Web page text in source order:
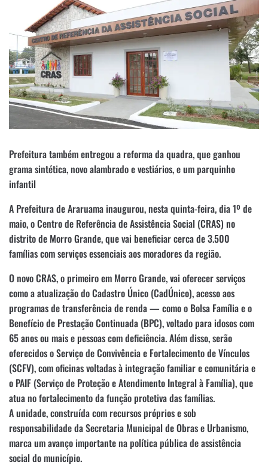
Prefeitura também entregou a reforma da quadra, que ganhou
grama sintética, novo alambrado e vestiários, e um parquinho
infantil
A Prefeitura de Araruama inaugurou, nesta quinta-feira, dia 1º de
maio, o Centro de Referência de Assistência Social (CRAS) no
distrito de Morro Grande, que vai beneficiar cerca de 3.500
famílias com serviços essenciais aos moradores da região.
O novo CRAS, o primeiro em Morro Grande, vai oferecer serviços
como a atualização do Cadastro Único (CadÚnico), acesso aos
programas de transferência de renda — como o Bolsa Família e o
Benefício de Prestação Continuada (BPC), voltado para idosos com
65 anos ou mais e pessoas com deficiência. Além disso, serão
oferecidos o Serviço de Convivência e Fortalecimento de Vínculos
(SCFV), com oficinas voltadas à integração familiar e comunitária e
o PAIF (Serviço de Proteção e Atendimento Integral à Família), que
atua no fortalecimento da função protetiva das famílias.
A unidade, construída com recursos próprios e sob
responsabilidade da Secretaria Municipal de Obras e Urbanismo,
marca um avanço importante na política pública de assistência
social do município.